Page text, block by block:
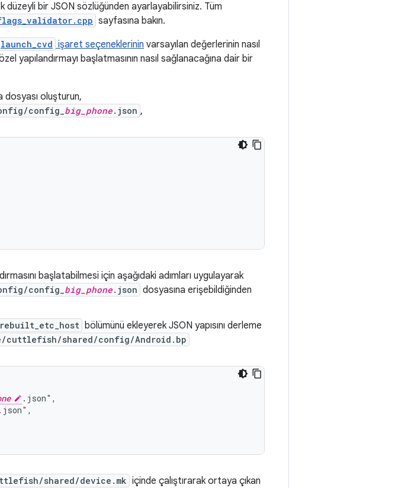
düzeyli bir JSON sözlüğünden ayarlayabilirsiniz. Tüm
sayfasına bakın.
launch_cvd işaret seçeneklerinin varsayılan değerlerinin nasıl
yapılandırmayı başlatmasının nasıl sağlanacağına dair bir
dosyası oluşturun,
config_ big_phone.json ,
başlatabilmesi için aşağıdaki adımları uygulayarak
config_ big_phone.json dosyasına erişebildiğinden
bölümünü ekleyerek JSON yapısını derleme
cuttlefish/shared/config/Android.bp
.json",
.json",
shared/device.mk içinde çalıştırarak ortaya çıkan